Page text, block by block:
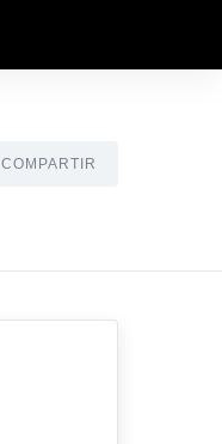
COMPARTIR